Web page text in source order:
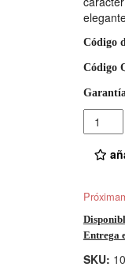
Código
Código
Cantidad
Entrega
SKU: